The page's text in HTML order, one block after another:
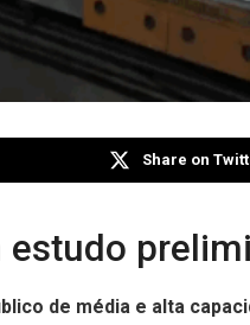
Share on
estudo
de média e alta